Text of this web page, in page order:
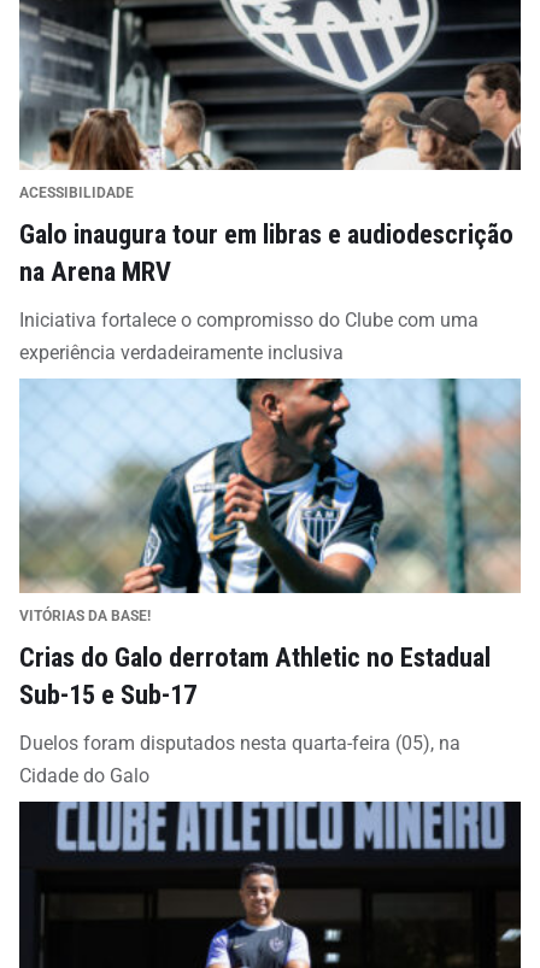
ACESSIBILIDADE
Galo inaugura tour em libras e audiodescrição
na Arena MRV
Iniciativa fortalece o compromisso do Clube com uma
experiência verdadeiramente inclusiva
VITÓRIAS DA BASE!
Crias do Galo derrotam Athletic no Estadual
Sub-15 e Sub-17
Duelos foram disputados nesta quarta-feira (05), na
Cidade do Galo